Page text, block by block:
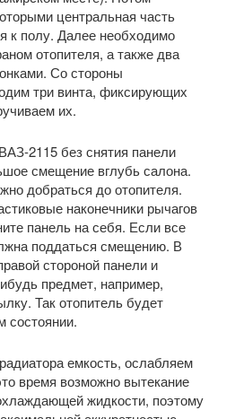
центральная часть
к полу. Далее необходимо
отопителя, а также два
Со стороны
три винта, фиксирующих
их.
2115 без снятия панели
смещение вглубь салона.
добраться до отопителя.
наконечники рычагов
панель на себя. Если все
поддаться смещению. В
стороной панели и
предмет, например,
Так отопитель будет
состоянии.
емкость, ослабляем
время возможно вытекание
жидкости, поэтому